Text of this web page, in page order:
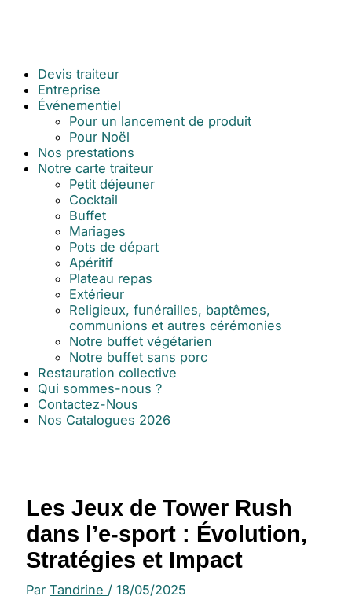
Devis traiteur
Entreprise
Événementiel
Pour un lancement de produit
Pour Noël
Nos prestations
Notre carte traiteur
Petit déjeuner
Cocktail
Buffet
Mariages
Pots de départ
Apéritif
Plateau repas
Extérieur
Religieux, funérailles, baptêmes,
communions et autres cérémonies
Notre buffet végétarien
Notre buffet sans porc
Restauration collective
Qui sommes-nous ?
Contactez-Nous
Nos Catalogues 2026
Les Jeux de Tower Rush
dans l’e-sport : Évolution,
Stratégies et Impact
ParTandrine /18/05/2025